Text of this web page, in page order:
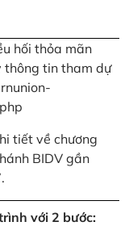
hối thỏa mãn
thông tin tham dự
tiết về chương
BIDV gần
.
với 2 bước: